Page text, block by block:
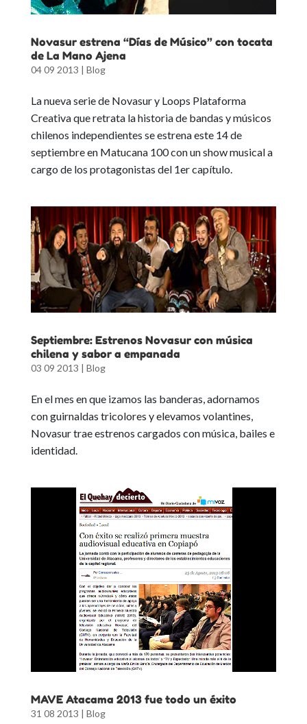
Novasur estrena “Días de Músico” con tocata
de La Mano Ajena
04 09 2013 | Blog
La nueva serie de Novasur y Loops Plataforma
Creativaque retrata la historia de bandas y músicos
chilenos independientes seestrena este 14 de
septiembre en Matucana 100con un show musical a
cargo de los protagonistas del 1er capítulo.
Septiembre: Estrenos Novasur con música
chilena y sabor a empanada
03 09 2013 | Blog
En el mes en que izamos las banderas, adornamos
con guirnaldas tricolores y elevamos volantines,
Novasur trae estrenos cargados con música, bailes e
identidad.
MAVE Atacama 2013 fue todo un éxito
31 08 2013 | Blog